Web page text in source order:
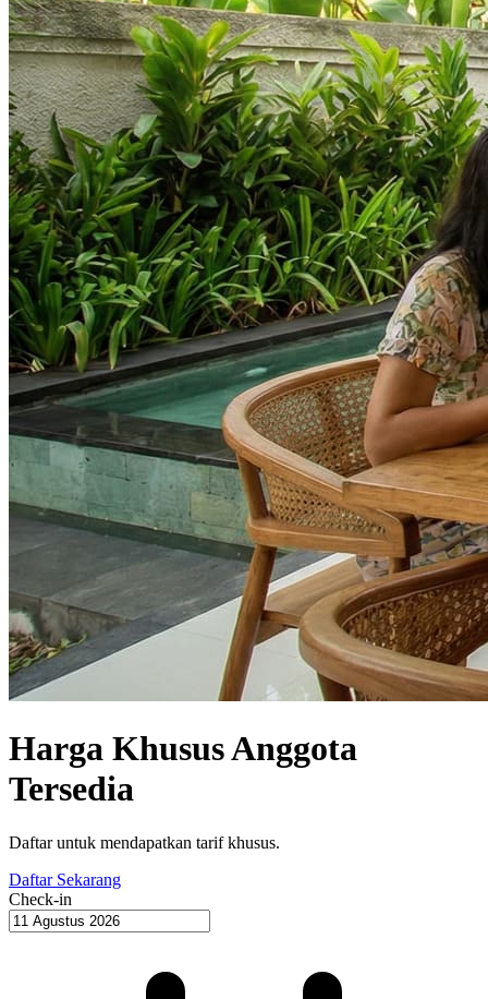
Harga Khusus Anggota
Tersedia
Daftar untuk mendapatkan tarif khusus.
Daftar Sekarang
Check-in